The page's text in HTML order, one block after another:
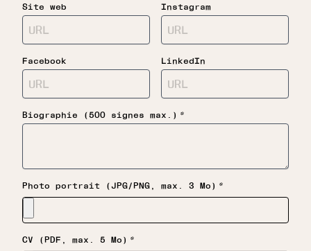
Site web
Facebook
Instagram
LinkedIn
Biographie (500 signes max.) *
Photo portrait (JPG/PNG, max. 3 Mo) *
CV (PDF, max. 5 Mo) *